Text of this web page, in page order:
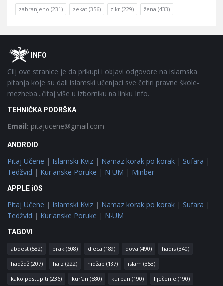
zabranjeno (231) zekat (356) zikr (229) žena (433)
FooterOINFO
Cilj ove stranice je da prikupi i objavi odgovore na islamska
pitanja koje su dali islamski učenjaci sve četiri pravne škole-
mezheba...čitaj više u izborniku na linku Info.
TEHNIČKA PODRŠKA
Email: pitajucene@gmail.com
ANDROID
Pitaj Učene | Islamski Kviz | Namaz korak po korak | Sufara |
Tedžvid | Kur'anske Poruke | N-UM | Minber
APPLE iOS
Pitaj Učene | Islamski Kviz | Namaz korak po korak | Sufara |
Tedžvid | Kur'anske Poruke | N-UM
TAGOVI
abdest (582) brak (608) djeca (189) dova (490) hadis (340)
hadždž (207) hajz (222) hidžab (187) islam (353)
kako postupiti (236) kur'an (580) kurban (190) liječenje (190)